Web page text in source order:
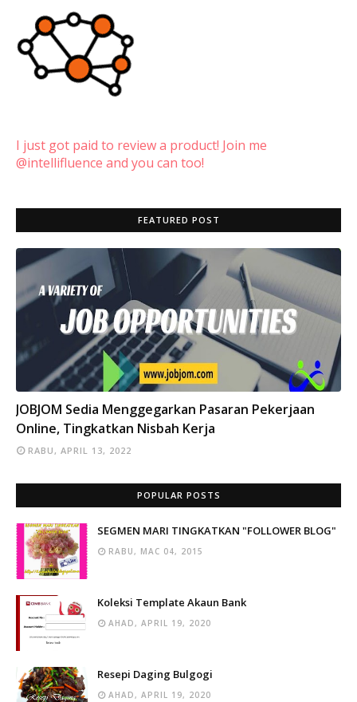
I just got paid to review a product! Join me
@intellifluence and you can too!
FEATURED POST
INFO
JOBJOM Sedia Menggegarkan Pasaran Pekerjaan
Online, Tingkatkan Nisbah Kerja
RABU, APRIL 13, 2022
POPULAR POSTS
SEGMEN MARI TINGKATKAN "FOLLOWER BLOG"
RABU, MAC 04, 2015
Koleksi Template Akaun Bank
AHAD, APRIL 19, 2020
Resepi Daging Bulgogi
AHAD, APRIL 19, 2020